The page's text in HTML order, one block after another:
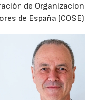
de
de España (COSE).